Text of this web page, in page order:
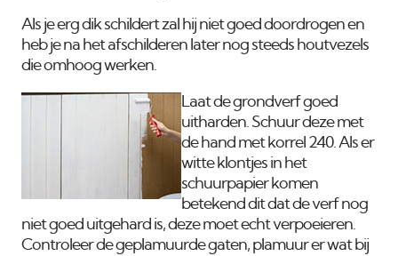
Als je erg dik schildert zal hij niet goed doordrogen en
heb je na het afschilderen later nog steeds houtvezels
die omhoog werken.
Laat de grondverf goed
uitharden. Schuur deze met
de hand met korrel 240. Als er
witte klontjes in het
schuurpapier komen
betekend dit dat de verf nog
niet goed uitgehard is, deze moet echt verpoeieren.
Controleer de geplamuurde gaten, plamuur er wat bij